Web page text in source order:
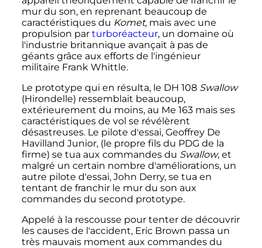
mur du son, en reprenant beaucoup de
caractéristiques du Komet, mais avec une
propulsion par turboréacteur, un domaine où
l'industrie britannique avançait à pas de
géants grâce aux efforts de l'ingénieur
militaire Frank Whittle.
Le prototype qui en résulta, le DH 108 Swallow
(Hirondelle) ressemblait beaucoup,
extérieurement du moins, au Me 163 mais ses
caractéristiques de vol se révélèrent
désastreuses. Le pilote d'essai, Geoffrey De
Havilland Junior, (le propre fils du PDG de la
firme) se tua aux commandes du Swallow, et
malgré un certain nombre d'améliorations, un
autre pilote d'essai, John Derry, se tua en
tentant de franchir le mur du son aux
commandes du second prototype.
Appelé à la rescousse pour tenter de découvrir
les causes de l'accident, Eric Brown passa un
très mauvais moment aux commandes du